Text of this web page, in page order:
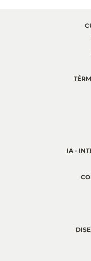
IA -